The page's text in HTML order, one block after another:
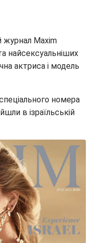
журнал Maxim
найсексуальніших
актриса і модель
номера
в ізраїльській